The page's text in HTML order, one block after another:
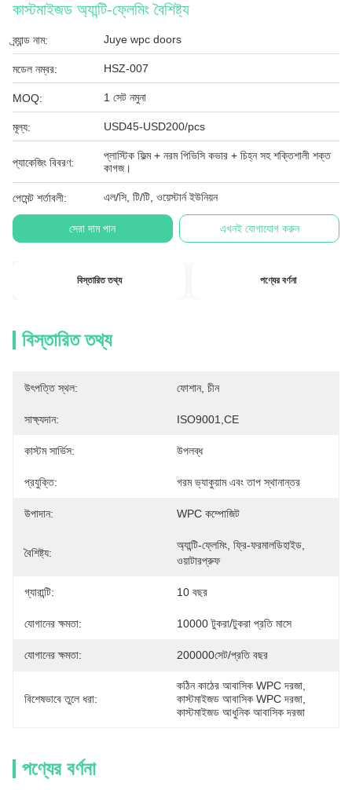
কাস্টমাইজড অ্যান্টি-ফ্লেমিং বৈশিষ্ট্য
ব্র্যান্ড নাম: Juye wpc doors
মডেল নম্বর: HSZ-007
MOQ: 1 সেট নমুনা
মূল্য: USD45-USD200/pcs
প্যাকেজিং বিবরণ:
প্লাস্টিক ফিল্ম + নরম পিভিসি কভার + চিহ্ন সহ শক্তিশালী শক্ত
কাগজ।
পেমেন্ট শর্তাবলী: এল/সি, টি/টি, ওয়েস্টার্ন ইউনিয়ন
সেরা দাম পান এখনই যোগাযোগ করুন
বিস্তারিত তথ্য পণ্যের বর্ণনা
বিস্তারিত তথ্য
উৎপত্তি স্থল: ফোশান, চীন
সাক্ষ্যদান: ISO9001,CE
কাস্টম সার্ভিস: উপলব্ধ
প্রযুক্তি: গরম ভ্যাকুয়াম এবং তাপ স্থানান্তর
উপাদান: WPC কম্পোজিট
বৈশিষ্ট্য:
অ্যান্টি-ফ্লেমিং, ফ্রি-ফরমালডিহাইড,
ওয়াটারপ্রুফ
গ্যারান্টি: 10 বছর
যোগানের ক্ষমতা: 10000 টুকরা/টুকরা প্রতি মাসে
যোগানের ক্ষমতা: 200000সেট/প্রতি বছর
বিশেষভাবে তুলে ধরা:
কঠিন কাঠের আবাসিক WPC দরজা
কাস্টমাইজড আবাসিক WPC দরজা
কাস্টমাইজড আধুনিক আবাসিক দরজা
পণ্যের বর্ণনা